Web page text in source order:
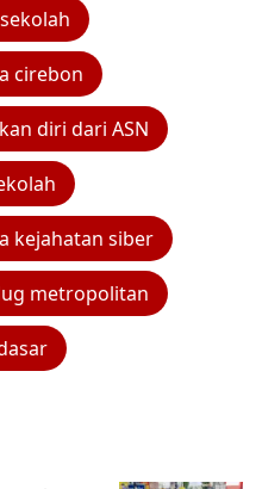
cirebon
diri dari ASN
kejahatan siber
metropolitan